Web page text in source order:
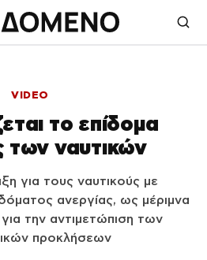
VIDEO
το επίδομα
των ναυτικών
για τους ναυτικούς με
ανεργίας, ως μέριμνα
την αντιμετώπιση των
προκλήσεων